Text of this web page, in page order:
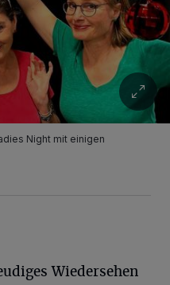
Night mit einigen
Wiedersehen